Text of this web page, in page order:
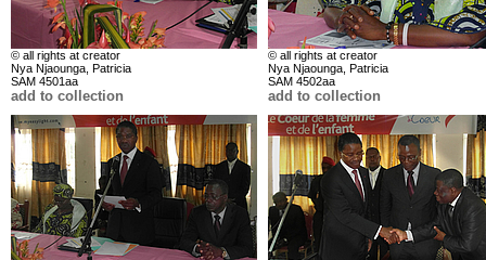
© all rights at creator
Nya Njaounga, Patricia
SAM 4501aa
add to collection
© all rights at creator
Nya Njaounga, Patricia
SAM 4502aa
add to collection